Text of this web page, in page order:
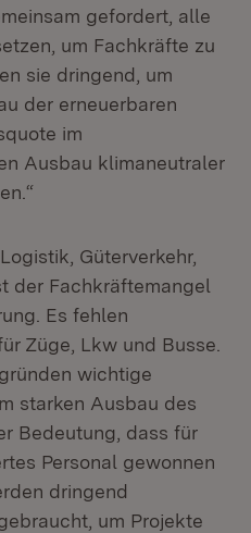
gefordert, alle
um Fachkräfte zu
sie dringend, um
der erneuerbaren
im
Ausbau klimaneutraler
Güterverkehr,
der Fachkräftemangel
Es fehlen
Züge, Lkw und Busse.
wichtige
starken Ausbau des
Bedeutung, dass für
Personal gewonnen
dringend
um Projekte